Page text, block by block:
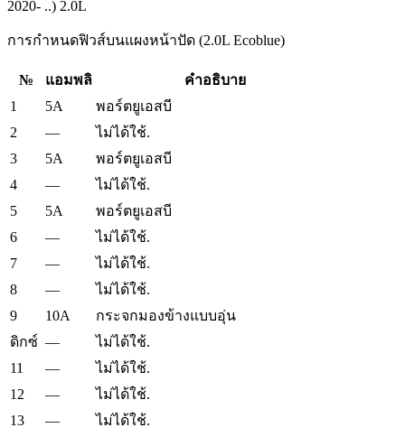
การกำหนดฟิวส์บนแผงหน้าปัด (2.0L Ecoblue)
№ แอมพลิ
คำอธิบาย
1
5A
พอร์ตยูเอสบี
2
—
ไม่ได้ใช้.
3
5A
พอร์ตยูเอสบี
4
—
ไม่ได้ใช้.
5
5A
พอร์ตยูเอสบี
6
—
ไม่ได้ใช้.
7
—
ไม่ได้ใช้.
8
—
ไม่ได้ใช้.
9
10A
กระจกมองข้างแบบอุ่น
ดิกซ์ —
ไม่ได้ใช้.
11
—
ไม่ได้ใช้.
12
—
ไม่ได้ใช้.
13
—
ไม่ได้ใช้.